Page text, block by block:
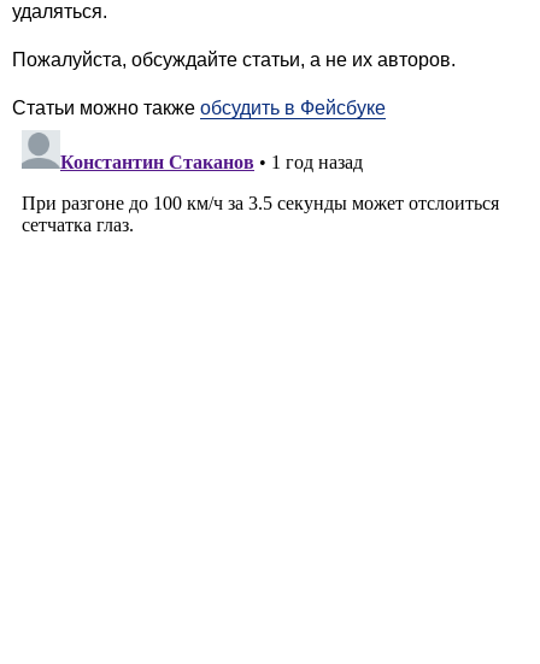
удаляться.
Пожалуйста, обсуждайте статьи, а не их авторов.
Статьи можно также обсудить в Фейсбуке